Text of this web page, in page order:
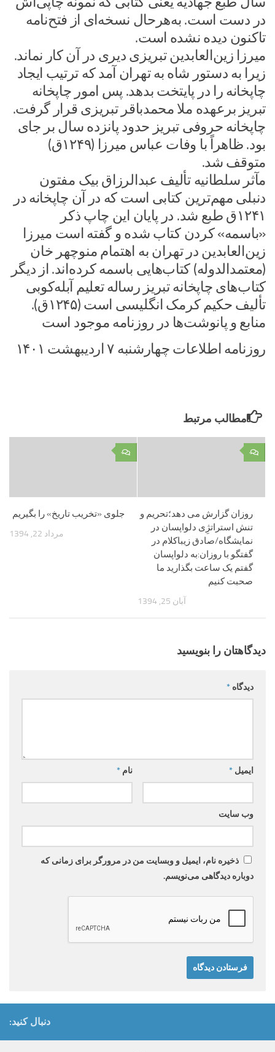
در دست است. به‌هرحال نسخه‌ای از فتح‌نامه
تاکنون دیده نشده است.
میرزا زین‌العابدین تبریزی دیری در آن کار نماند.
زیرا به دستور شاه به تهران آمد که ترتیب ایجاد
چاپخانه را در پایتخت بدهد. پس امور چاپخانه
تبریز برعهده ملا محمدباقر تبریزی قرار گرفت.
چاپخانه حروفی تبریز حدود پانزده سال بر جای
بود. ظاهراً با وفات عباس میرزا (۱۲۴۹ق)
متوقف شد.
مآثر سلطانیه تألیف عبدالرزاق بیک مفتون
دنبلی مهم‌ترین کتابی است که در آن چاپخانه در
۱۲۴۱ق طبع شد. در پایان این چاپ ذکر
«باسمه» کردن کتاب شده و گفته است میرزا
زین‌العابدین در تهران به اهتمام منوچهر خان
(معتمدالدوله) کتاب‌هایی باسمه کرده‌اند. از دیگر
کتاب‌های چاپخانه تبریز رساله تعلیم آبله‌کوبی
تألیف حکیم کرمک انگلیسی است (۱۲۴۵ق).
منابع و پانوشت‌ها در روزنامه موجود است
روزنامه اطلاعات چهارشنبه ۷ اردیبهشت ۱۴۰۱
مطالب مرتبط
۰
جلوی «تخریب تاریخ» را بگیریم
مرداد 22, 1394
۰
روزان گزارش می دهد؛تحریم و
تنش استراتژِی دلواپسان در
نمایشگاه/صادق زیباکلام در
گفتگو با روزان:به دلواپسان
گفتم یک ساعت بگذارید ما
صحبت کنیم
آبان 25, 1394
دیدگاهتان را بنویسید
دیدگاه *
نام * ایمیل *
وب‌ سایت
ذخیره نام، ایمیل و وبسایت من در مرورگر برای زمانی که
دوباره دیدگاهی می‌نویسم.
دنبال کنید: